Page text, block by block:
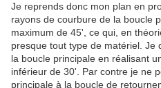
Je reprends donc mon plan en
rayons de courbure de la boucle
maximum de 45', ce qui, en
presque tout type de matériel. Je
la boucle principale en réalisant
inférieur de 30'. Par contre je ne
principale à la boucle de